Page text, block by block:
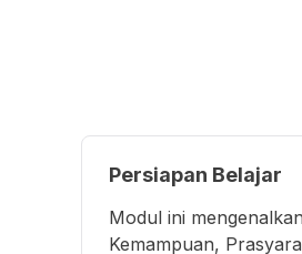
Persiapan Belajar
Modul ini
Kemampuan,